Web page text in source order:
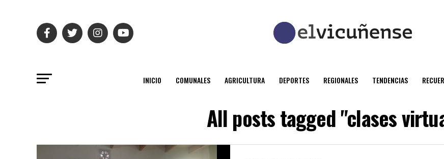
INICIO COMUNALES AGRICULTURA DEPORTES REGIONALES TENDENCIAS
All posts tagged "clases